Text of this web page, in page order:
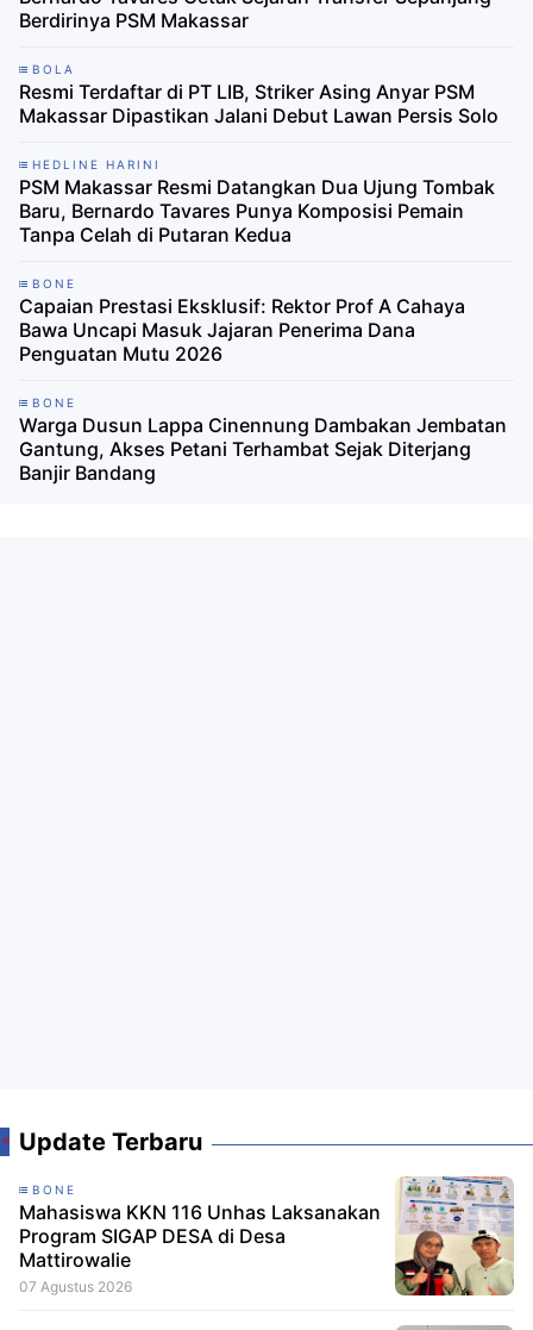
Berdirinya PSM Makassar
BOLA
Resmi Terdaftar di PT LIB, Striker Asing Anyar PSM
Makassar Dipastikan Jalani Debut Lawan Persis Solo
HEDLINE HARINI
PSM Makassar Resmi Datangkan Dua Ujung Tombak
Baru, Bernardo Tavares Punya Komposisi Pemain
Tanpa Celah di Putaran Kedua
BONE
Capaian Prestasi Eksklusif: Rektor Prof A Cahaya
Bawa Uncapi Masuk Jajaran Penerima Dana
Penguatan Mutu 2026
BONE
Warga Dusun Lappa Cinennung Dambakan Jembatan
Gantung, Akses Petani Terhambat Sejak Diterjang
Banjir Bandang
Update Terbaru
BONE
Mahasiswa KKN 116 Unhas Laksanakan
Program SIGAP DESA di Desa
Mattirowalie
07 Agustus 2026